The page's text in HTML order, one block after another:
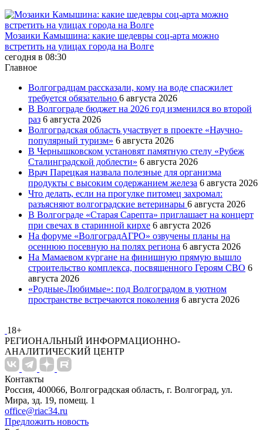
Мозаики Камышина: какие шедевры соц-арта можно
встретить на улицах города на Волге
сегодня в 08:30
Главное
Волгоградцам рассказали, кому на воде спасжилет
требуется обязательно 6 августа 2026
В Волгограде бюджет на 2026 год изменился во второй
раз 6 августа 2026
Волгоградская область участвует в проекте «Научно-
популярный туризм» 6 августа 2026
В Чернышковском установят памятную стелу «Рубеж
Сталинградской доблести» 6 августа 2026
Врач Парецкая назвала полезные для организма
продукты с высоким содержанием железа 6 августа 2026
Что делать, если на прогулке питомец захромал:
разъясняют волгоградские ветеринары 6 августа 2026
В Волгограде «Старая Сарепта» приглашает на концерт
при свечах в старинной кирхе 6 августа 2026
На форуме «ВолгоградАГРО» озвучены планы на
осеннюю посевную на полях региона 6 августа 2026
На Мамаевом кургане на финишную прямую вышло
строительство комплекса, посвященного Героям СВО 6
августа 2026
«Родные-Любимые»: под Волгоградом в уютном
пространстве встречаются поколения 6 августа 2026
18+
РЕГИОНАЛЬНЫЙ ИНФОРМАЦИОННО-
АНАЛИТИЧЕСКИЙ ЦЕНТР
Контакты
Россия, 400066, Волгоградская область, г. Волгоград, ул.
Мира, зд. 19, помещ. 1
office@riac34.ru
Предложить новость